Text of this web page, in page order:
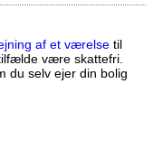
af et værelsetil
være skattefri.
du selv ejer din bolig